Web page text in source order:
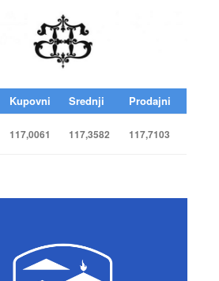
Kupovni Srednji Prodajni
117,0061 117,3582 117,7103